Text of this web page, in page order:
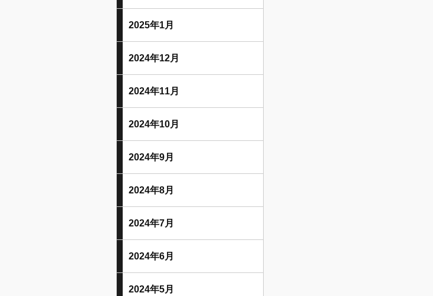
2025年1月
2024年12月
2024年11月
2024年10月
2024年9月
2024年8月
2024年7月
2024年6月
2024年5月